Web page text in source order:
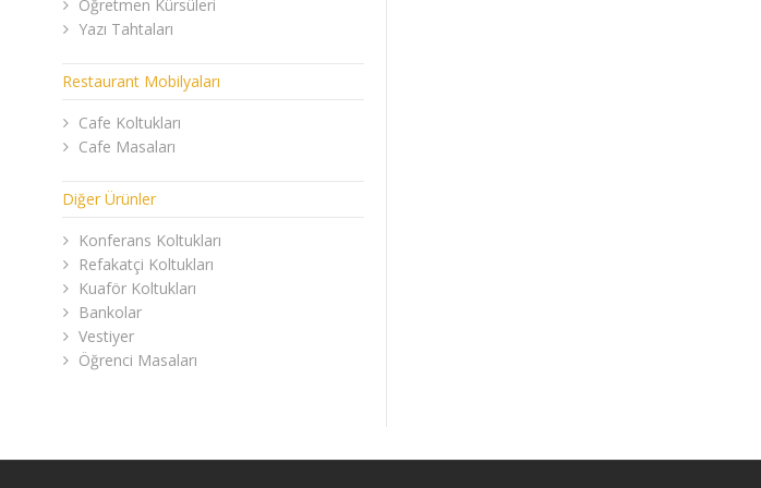
Öğretmen Kürsüleri
Yazı Tahtaları
Restaurant Mobilyaları
Cafe Koltukları
Cafe Masaları
Diğer Ürünler
Konferans Koltukları
Refakatçi Koltukları
Kuaför Koltukları
Bankolar
Vestiyer
Öğrenci Masaları